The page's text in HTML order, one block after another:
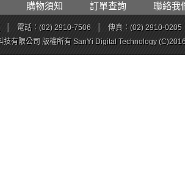
購物須知 訂單查詢 聯絡我
電話：(02) 2910-7506
傳真：(02) 2910-0205
技有限公司 版權所有 SanYi Digital Technology